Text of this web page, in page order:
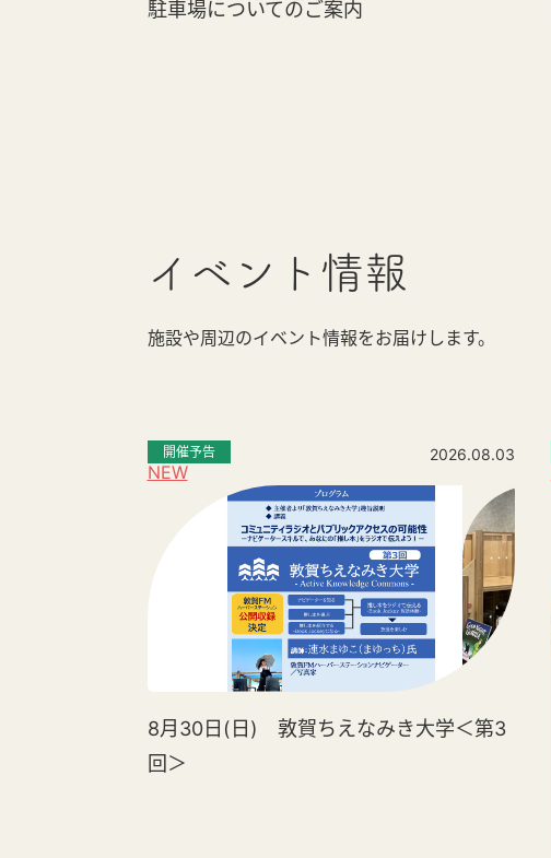
駐車場についてのご案内
イベント情報
施設や周辺のイベント情報をお届けします。
NEW
開催予告 2026.08.03
8月30日(日) 敦賀ちえなみき大学＜第3
回＞